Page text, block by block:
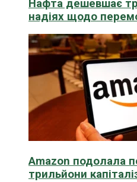
Нафта дешевшає
надіях щодо
Amazon подолала
трильйони